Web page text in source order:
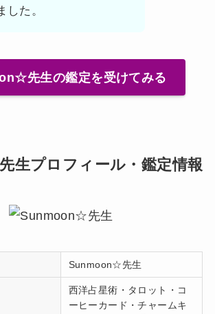
した。
先生の鑑定を受けてみる
生プロフィール・鑑定情報
Sunmoon☆先生
西洋占星術・タロット・コ
ーヒーカード・チャームキ